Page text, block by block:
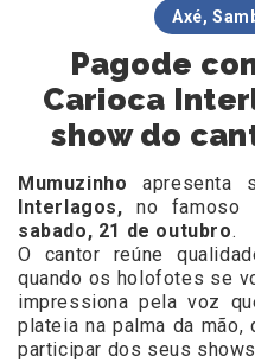
Axé,
Pagode
Carioca
show do
Mumuzinhoapresenta
Interlagos,no famoso
sabado, 21 de outubro.
O cantor reúne
quando os holofotes se
impressiona pela voz
plateia na palma da mão,
participar dos seus